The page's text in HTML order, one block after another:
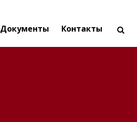
Документы Контакты